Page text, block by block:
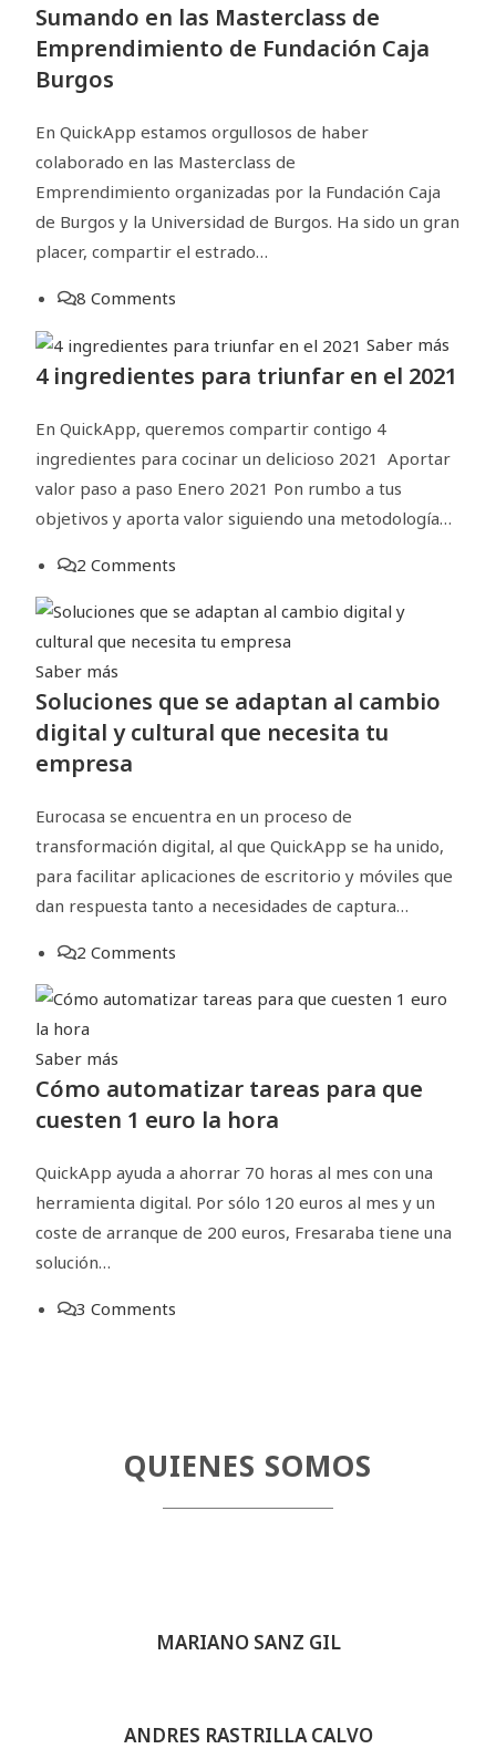
Sumando en las Masterclass de
Emprendimiento de Fundación Caja
Burgos
En QuickApp estamos orgullosos de haber
colaborado en las Masterclass de
Emprendimiento organizadas por la Fundación Caja
de Burgos y la Universidad de Burgos. Ha sido un gran
placer, compartir el estrado…
8 Comments
Saber más
4 ingredientes para triunfar en el 2021
En QuickApp, queremos compartir contigo 4
ingredientes para cocinar un delicioso 2021 Aportar
valor paso a paso Enero 2021 Pon rumbo a tus
objetivos y aporta valor siguiendo una metodología…
2 Comments
Saber más
Soluciones que se adaptan al cambio
digital y cultural que necesita tu
empresa
Eurocasa se encuentra en un proceso de
transformación digital, al que QuickApp se ha unido,
para facilitar aplicaciones de escritorio y móviles que
dan respuesta tanto a necesidades de captura…
2 Comments
Saber más
Cómo automatizar tareas para que
cuesten 1 euro la hora
QuickApp ayuda a ahorrar 70 horas al mes con una
herramienta digital. Por sólo 120 euros al mes y un
coste de arranque de 200 euros, Fresaraba tiene una
solución…
3 Comments
QUIENES SOMOS
MARIANO SANZ GIL
ANDRES RASTRILLA CALVO